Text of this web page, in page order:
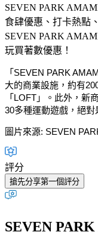
SEVEN PARK
食肆優惠、打卡熱點
SEVEN PARK
玩買著數優惠！
「SEVEN PARK
大的商業設施，約有
「LOFT」。此外，新
30多種運動遊戲，絕對
圖片來源: SEVEN
評分
搶先分享第一個評分
SEVEN